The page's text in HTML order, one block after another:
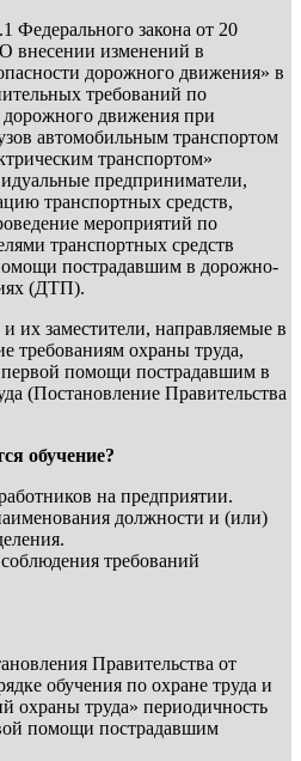
Федерального закона от 20
внесении изменений в
дорожного движения» в
требований по
дорожного движения при
автомобильным транспортом
транспортом»
предприниматели,
транспортных средств,
мероприятий по
транспортных средств
пострадавшим в дорожно-
(ДТП).
их заместители, направляемые в
требованиям охраны труда,
помощи пострадавшим в
(Постановление Правительства
обучение?
на предприятии.
должности и (или)
требований
Правительства от
обучения по охране труда и
охраны труда» периодичность
помощи пострадавшим